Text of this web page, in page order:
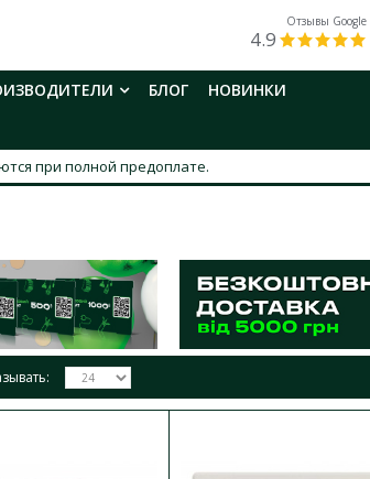
Отзывы Google
4.9
БЛОГ
НОВИНКИ
при полной предоплате.